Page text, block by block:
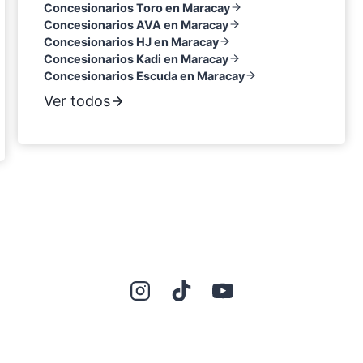
Concesionarios Toro en Maracay
Concesionarios AVA en Maracay
Concesionarios HJ en Maracay
Concesionarios Kadi en Maracay
Concesionarios Escuda en Maracay
Ver todos